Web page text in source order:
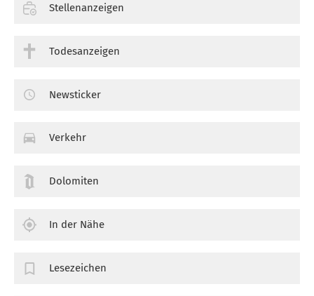
Stellenanzeigen
Todesanzeigen
Newsticker
Verkehr
Dolomiten
In der Nähe
Lesezeichen